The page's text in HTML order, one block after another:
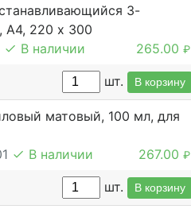
3-
А4, 220 х 300
В наличии 265.00₽
шт. В корзину
матовый, 100 мл, для
В наличии 267.00₽
шт. В корзину